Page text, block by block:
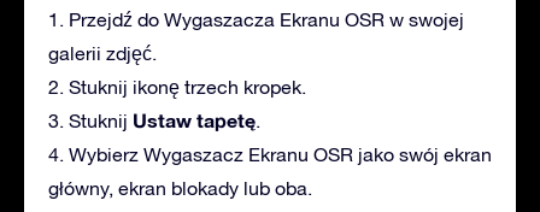
1. Przejdź do Wygaszacza Ekranu OSR w swojej
galerii zdjęć.
2. Stuknij ikonę trzech kropek.
3. Stuknij Ustaw tapetę
4. Wybierz Wygaszacz Ekranu OSR jako swój ekran
główny, ekran blokady lub oba.